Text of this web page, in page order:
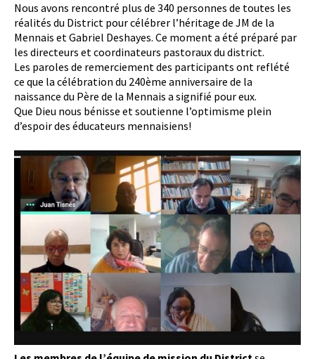
Nous avons rencontré plus de 340 personnes de toutes les
réalités du District pour célébrer l’héritage de JM de la
Mennais et Gabriel Deshayes. Ce moment a été préparé par
les directeurs et coordinateurs pastoraux du district.
Les paroles de remerciement des participants ont reflété
ce que la célébration du 240ème anniversaire de la
naissance du Père de la Mennais a signifié pour eux.
Que Dieu nous bénisse et soutienne l’optimisme plein
d’espoir des éducateurs mennaisiens!